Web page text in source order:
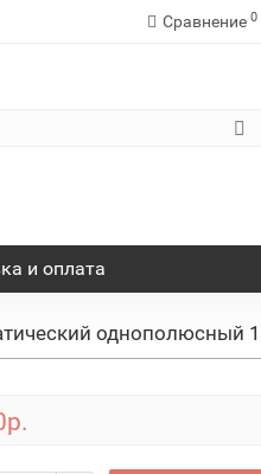
Сравнение 0
и оплата
однополюсный